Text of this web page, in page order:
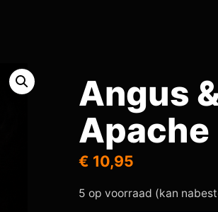
Angus
Apache
€ 10,95
5 op voorraad (kan